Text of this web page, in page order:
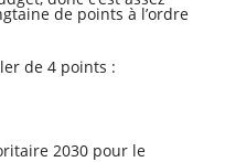
de points à l’ordre
de 4 points :
2030 pour le